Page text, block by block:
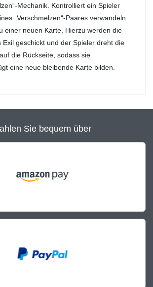
Mechanik. Kontrolliert ein Spieler
„Verschmelzen“-Paares verwandeln
einer neuen Karte, Hierzu werden die
Exil geschickt und der Spieler dreht die
die Rückseite, sodass sie
eine neue bleibende Karte bilden.
Sie bequem über